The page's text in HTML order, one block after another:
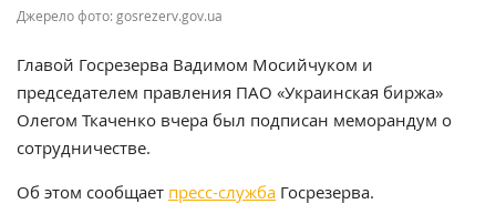
Джерело фото: gosrezerv.gov.ua
Главой Госрезерва Вадимом Мосийчуком и
председателем правления ПАО «Украинская биржа»
Олегом Ткаченко вчера был подписан меморандум о
сотрудничестве.
Об этом сообщает пресс-служба Госрезерва.